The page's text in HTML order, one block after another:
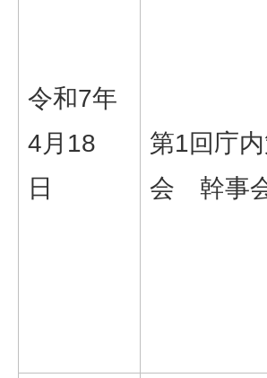
令和7年
4月18
日
第1回庁
会 幹事